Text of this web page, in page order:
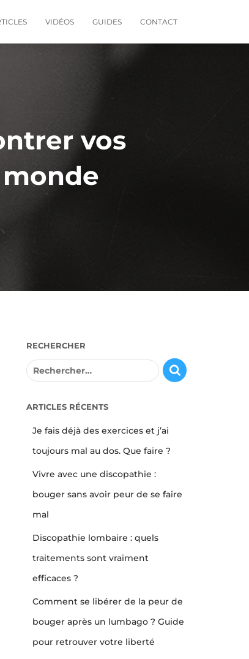
VIDÉOS GUIDES CONTACT
vos
RECHERCHER
R
h
ARTICLES RÉCENTS
Je fais déjà des exercices et j’ai
toujours mal au dos. Que faire ?
Vivre avec une discopathie :
bouger sans avoir peur de se faire
mal
Discopathie lombaire : quels
traitements sont vraiment
efficaces ?
Comment se libérer de la peur de
bouger après un lumbago ? Guide
pour retrouver votre liberté